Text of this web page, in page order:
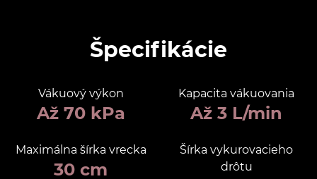
Špecifikácie
Vákuový výkon
Až 70 kPa
Kapacita vákuovania
Až 3 L/min
Maximálna šírka vrecka
30 cm
Šírka vykurovacieho
drôtu